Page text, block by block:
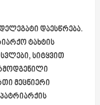
დაესწრება.
ტახტის
სიტყვით
მეცნიერი